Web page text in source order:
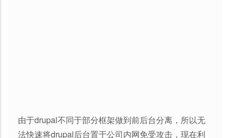
由于drupal不同于部分框架做到前后台分离，所以无
法快速将drupal后台置于公司内网免受攻击，现在利